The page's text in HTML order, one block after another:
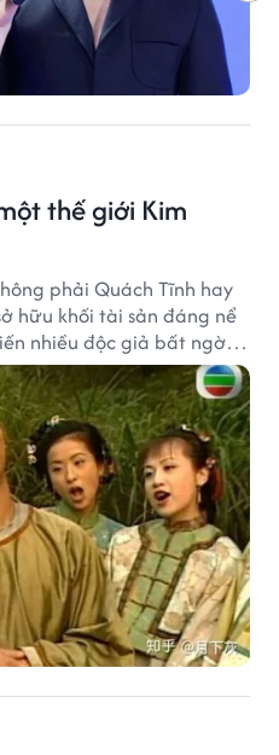
thế giới Kim
phải Quách Tĩnh hay
hữu khối tài sản đáng nể
nhiều độc giả bất ngờ
này hoàn toàn không